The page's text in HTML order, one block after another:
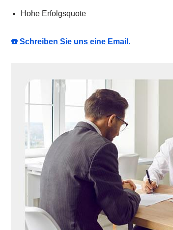
Hohe Erfolgsquote
☎️ Schreiben Sie uns eine Email.